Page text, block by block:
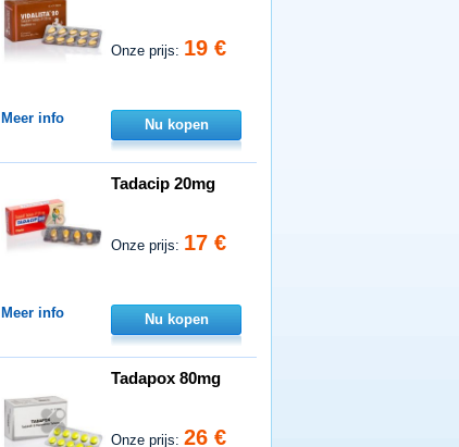
Onze prijs: 19 €
Meer info Nu kopen
Tadacip 20mg
Onze prijs: 17 €
Meer info Nu kopen
Tadapox 80mg
Onze prijs:26 €